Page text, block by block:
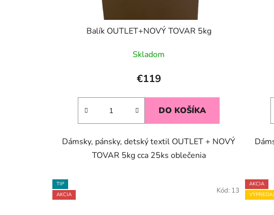
Balík OUTLET+NOVÝ TOVAR 5kg
Skladom
€119
DO KOŠÍKA
Dámsky, pánsky, detský textil OUTLET + NOVÝ
TOVAR 5kg cca 25ks oblečenia
TIP
AKCIA
Kód: 13
AKCIA
VÝPREDAJ